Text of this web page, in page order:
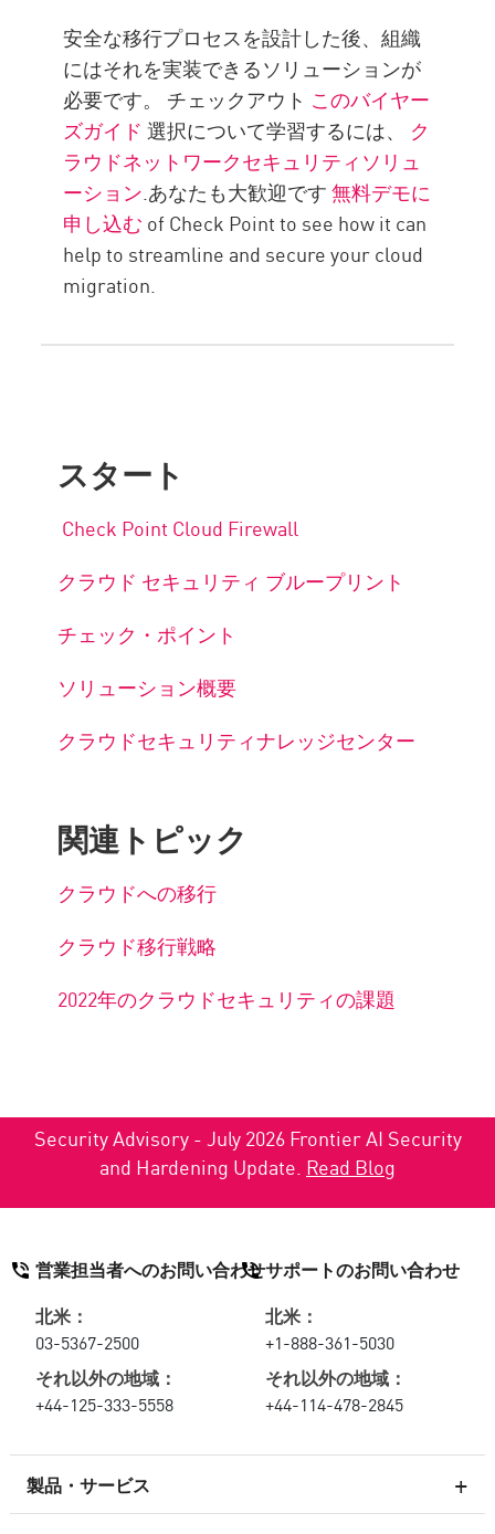
安全な移行プロセスを設計した後、組織
にはそれを実装できるソリューションが
必要です。 チェックアウト このバイヤー
ズガイド 選択について学習するには、 ク
ラウドネットワークセキュリティソリュ
ーション.あなたも大歓迎です無料デモに
申し込む of Check Point to see how it can
help to streamline and secure your cloud
migration.
スタート
Check Point Cloud Firewall
クラウド セキュリティ ブループリント
チェック・ポイント
ソリューション概要
クラウドセキュリティナレッジセンター
関連トピック
クラウドへの移行
クラウド移行戦略
2022年のクラウドセキュリティの課題
Security Advisory - July 2026 Frontier AI Security
and Hardening Update. Read Blog
製品・サービス
営業担当者へのお問い合わせ
北米：
03-5367-2500
それ以外の地域：
+44-125-333-5558
サポートのお問い合わせ
北米：
+1-888-361-5030
それ以外の地域：
+44-114-478-2845